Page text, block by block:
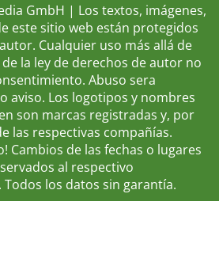
GmbH | Los textos, imágenes,
este sitio web están protegidos
Cualquier uso más allá de
la ley de derechos de autor no
Abuso sera
aviso. Los logotipos y nombres
son marcas registradas y, por
las respectivas compañías.
Cambios de las fechas o lugares
al respectivo
los datos sin garantía.